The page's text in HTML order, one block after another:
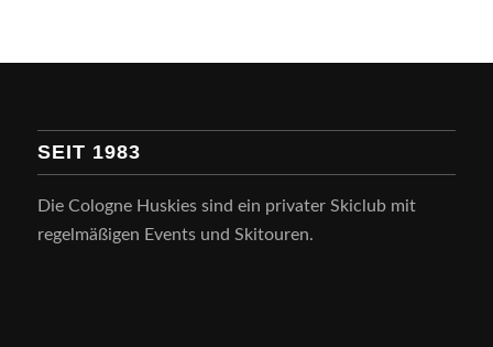
SEIT 1983
Die Cologne Huskies sind ein privater Skiclub mit
regelmäßigen Events und Skitouren.